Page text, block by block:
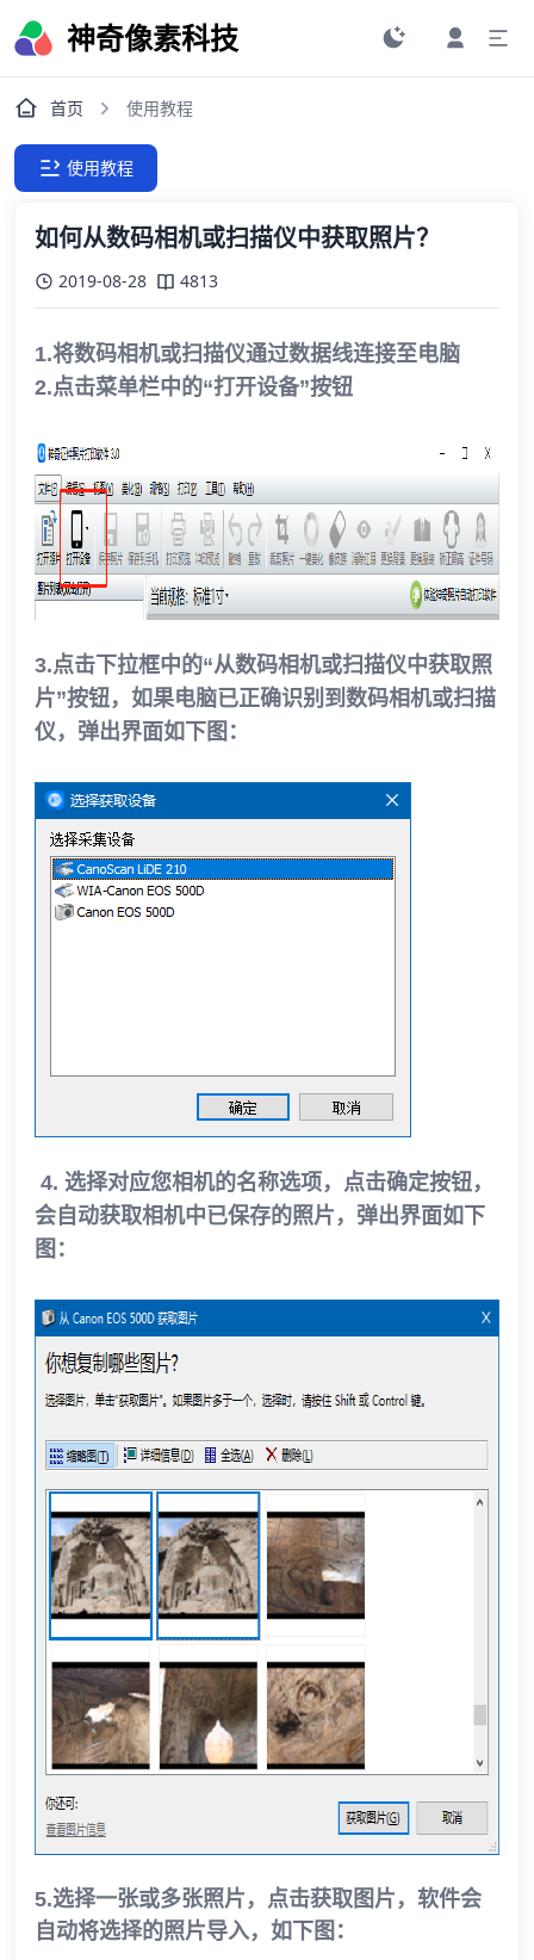
神奇像素科技
首页 使用教程
使用教程
如何从数码相机或扫描仪中获取照片？
2019-08-28 4813
1.将数码相机或扫描仪通过数据线连接至电脑
2.点击菜单栏中的“打开设备”按钮
3.点击下拉框中的“从数码相机或扫描仪中获取照
片”按钮，如果电脑已正确识别到数码相机或扫描
仪，弹出界面如下图：
4. 选择对应您相机的名称选项，点击确定按钮，
会自动获取相机中已保存的照片，弹出界面如下
图：
5.选择一张或多张照片，点击获取图片，软件会
自动将选择的照片导入，如下图：